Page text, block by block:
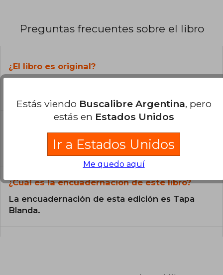
Preguntas frecuentes sobre el libro
¿El libro es original?
¿En qué Idioma está escrito el
El libro está escrito en Catalán.
¿Cuál es la encuadernación de este libro?
La encuadernación de esta edición es Tapa
Blanda.
Estás viendo Buscalibre Argentina, pero
estás en Estados Unidos
Ir a Estados Unidos
Me quedo aquí